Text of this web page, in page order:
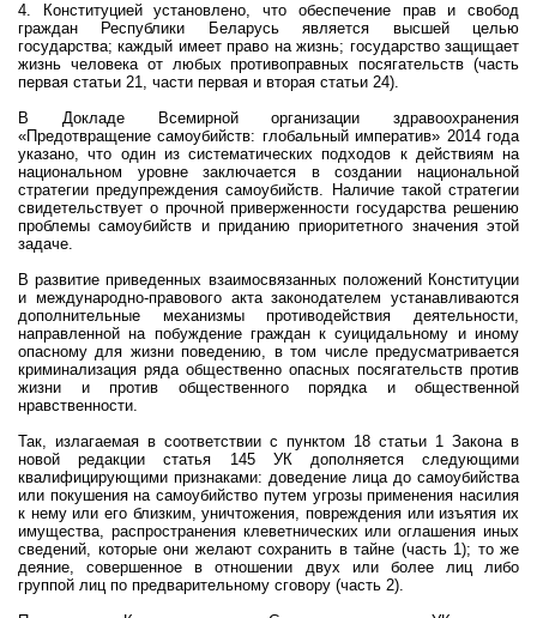
4. Конституцией установлено, что обеспечение прав и свобод
граждан Республики Беларусь является высшей целью
государства; каждый имеет право на жизнь; государство защищает
жизнь человека от любых противоправных посягательств (часть
первая статьи 21, части первая и вторая статьи 24).
В Докладе Всемирной организации здравоохранения
«Предотвращение самоубийств: глобальный императив» 2014 года
указано, что один из систематических подходов к действиям на
национальном уровне заключается в создании национальной
стратегии предупреждения самоубийств. Наличие такой стратегии
свидетельствует о прочной приверженности государства решению
проблемы самоубийств и приданию приоритетного значения этой
задаче.
В развитие приведенных взаимосвязанных положений Конституции
и международно-правового акта законодателем устанавливаются
дополнительные механизмы противодействия деятельности,
направленной на побуждение граждан к суицидальному и иному
опасному для жизни поведению, в том числе предусматривается
криминализация ряда общественно опасных посягательств против
жизни и против общественного порядка и общественной
нравственности.
Так, излагаемая в соответствии с пунктом 18 статьи 1 Закона в
новой редакции статья 145 УК дополняется следующими
квалифицирующими признаками: доведение лица до самоубийства
или покушения на самоубийство путем угрозы применения насилия
к нему или его близким, уничтожения, повреждения или изъятия их
имущества, распространения клеветнических или оглашения иных
сведений, которые они желают сохранить в тайне (часть 1); то же
деяние, совершенное в отношении двух или более лиц либо
группой лиц по предварительному сговору (часть 2).